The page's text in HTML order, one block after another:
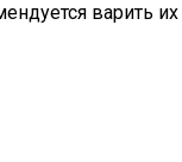
варить их